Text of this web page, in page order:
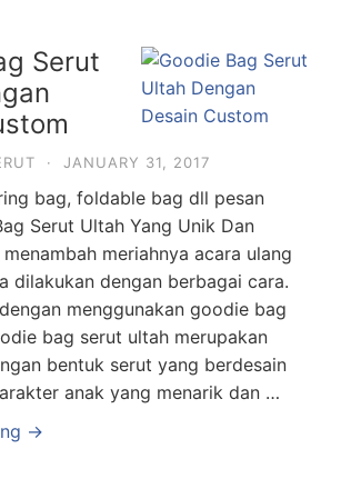
Serut
· JANUARY 31, 2017
bag, foldable bag dll pesan
Serut Ultah Yang Unik Dan
meriahnya acara ulang
dilakukan dengan berbagai cara.
menggunakan goodie bag
bag serut ultah merupakan
bentuk serut yang berdesain
anak yang menarik dan …
→